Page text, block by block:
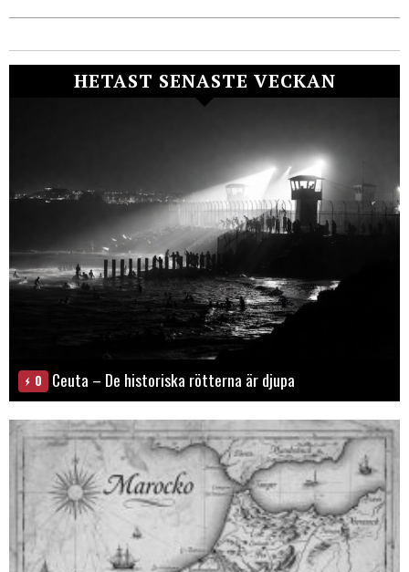
HETAST SENASTE VECKAN
0 Ceuta – De historiska rötterna är djupa